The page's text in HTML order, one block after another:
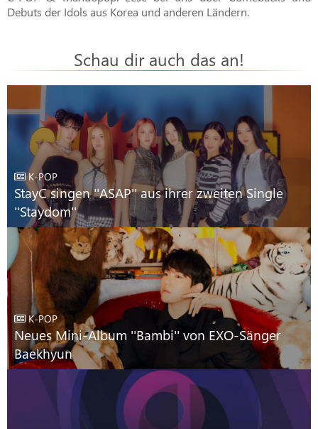
Debuts der Idols aus Korea und anderen Ländern.
Schau dir auch das an!
K-POP
StayC singen ''ASAP'' aus ihrer zweiten Single
''Staydom''
K-POP
Neues Mini-Album ''Bambi'' von EXO-Sänger
Baekhyun